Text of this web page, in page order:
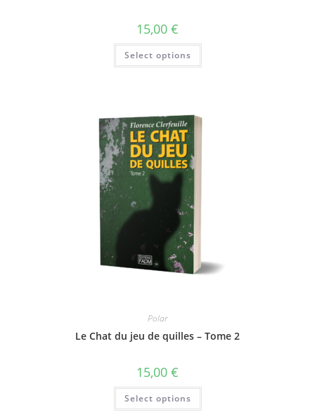
15,00 €
Select options
Polar
Le Chat du jeu de quilles – Tome 2
15,00 €
Select options